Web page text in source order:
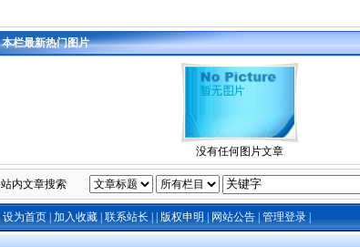
本栏最新热门图片
没有任何图片文章
站内文章搜索
设为首页 加入收藏 联系站长 版权申明 网站公告 管理登录